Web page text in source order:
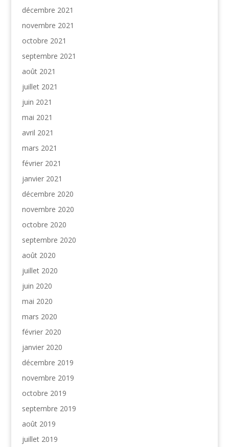
décembre 2021
novembre 2021
octobre 2021
septembre 2021
août 2021
juillet 2021
juin 2021
mai 2021
avril 2021
mars 2021
février 2021
janvier 2021
décembre 2020
novembre 2020
octobre 2020
septembre 2020
août 2020
juillet 2020
juin 2020
mai 2020
mars 2020
février 2020
janvier 2020
décembre 2019
novembre 2019
octobre 2019
septembre 2019
août 2019
juillet 2019